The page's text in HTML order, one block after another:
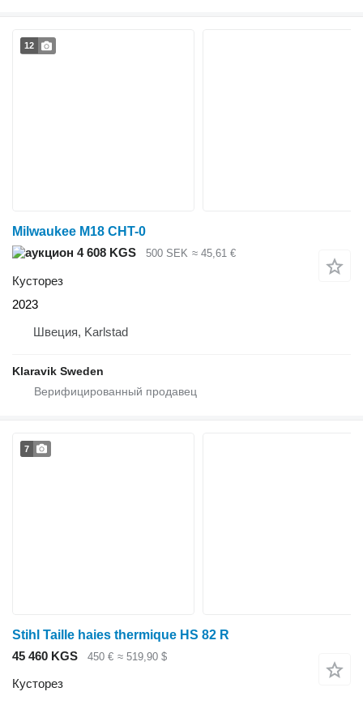
12
Milwaukee M18 CHT-0
4 608 KGS
500 SEK ≈ 45,61 €
Кусторез
2023
Швеция, Karlstad
Klaravik Sweden
7
Stihl Taille haies thermique HS 82 R
45 460 KGS
450 € ≈ 519,90 $
Кусторез